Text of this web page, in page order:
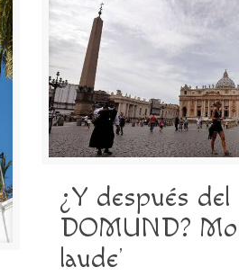
¿Y después del
DOMUND?
laude’